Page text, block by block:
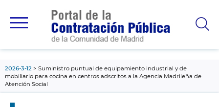
principal
2026-3-12
Suministro puntual de equipamiento industrial y de
mobiliario para cocina en centros adscritos a la Agencia Madrileña de
Atención Social